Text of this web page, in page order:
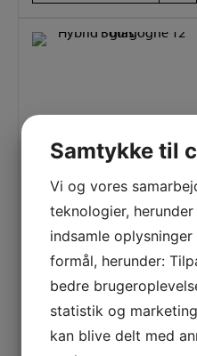
84 cl.
Varenummer (SKU):
4328000
Hybrid Bourgogne 12 glas
1.675,00DKK
Samtykke til
Vi og vores
teknologier,
indsamle
formål, herunder:
bedre
statistik og
kan blive delt med